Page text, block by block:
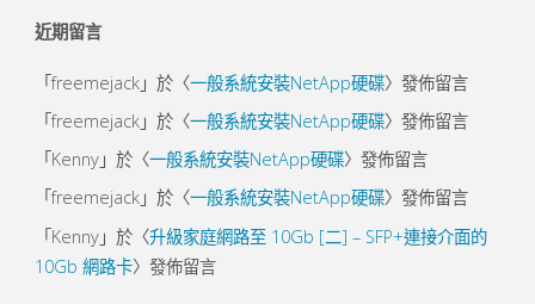
近期留言
「freemejack」於〈一般系統安裝NetApp硬碟〉發佈留言
「freemejack」於〈一般系統安裝NetApp硬碟〉發佈留言
「Kenny」於〈一般系統安裝NetApp硬碟〉發佈留言
「freemejack」於〈一般系統安裝NetApp硬碟〉發佈留言
「Kenny」於〈升級家庭網路至 10Gb [二] – SFP+連接介面的
10Gb 網路卡〉發佈留言